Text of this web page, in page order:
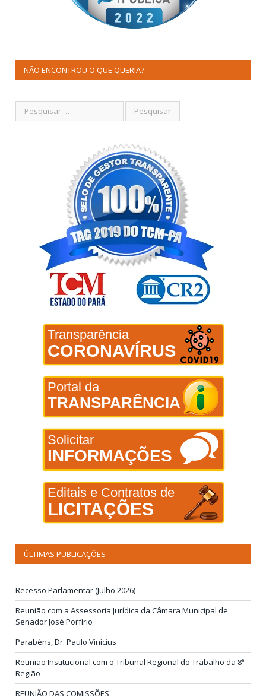
NÃO ENCONTROU O QUE QUERIA?
Transparência
CORONAVÍRUS
Portal da
TRANSPARÊNCIA
Solicitar
INFORMAÇÕES
Editais e Contratos de
LICITAÇÕES
ÚLTIMAS PUBLICAÇÕES
Recesso Parlamentar (Julho 2026)
Reunião com a Assessoria Jurídica da Câmara Municipal de
Senador José Porfírio
Parabéns, Dr. Paulo Vinícius
Reunião Institucional com o Tribunal Regional do Trabalho da 8ª
Região
REUNIÃO DAS COMISSÕES